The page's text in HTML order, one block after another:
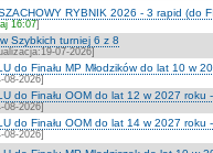
RYBNIK 2026 - 3 rapid (do
16:07]
Szybkich turniej 6 z 8
07-2026]
do Finału MP Młodzików do lat 10 w
2026]
do Finału OOM do lat 12 w 2027 roku
2026]
do Finału OOM do lat 14 w 2027 roku
2026]